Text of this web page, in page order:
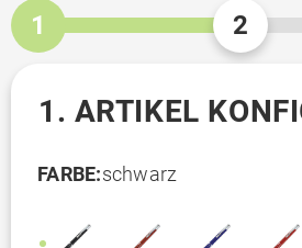
1 2
1. ARTIKEL
FARBE:schwarz